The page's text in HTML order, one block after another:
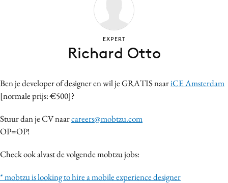
Carriere
Contentmarketing
Craft
Customer Experience
Design
Digital transformation
Ben je developer of designer en wil je GRATIS naariCE Amsterdam
[normale prijs: €500]?
Stuur dan je CV naarcareers@mobtzu.com
OP=OP!
Check ook alvast de volgende mobtzu jobs:
* mobtzu is looking to hire a mobile experience designer
EXPERT
Richard Otto